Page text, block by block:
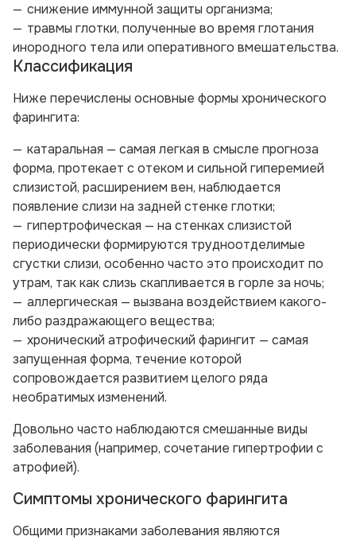
снижение иммунной защиты организма;
травмы глотки, полученные во время глотания
инородного тела или оперативного вмешательства.
Классификация
Ниже перечислены основные формы хронического
фарингита:
катаральная — самая легкая в смысле прогноза
форма, протекает с отеком и сильной гиперемией
слизистой, расширением вен, наблюдается
появление слизи на задней стенке глотки;
гипертрофическая — на стенках слизистой
периодически формируются трудноотделимые
сгустки слизи, особенно часто это происходит по
утрам, так как слизь скапливается в горле за ночь;
аллергическая — вызвана воздействием какого-
либо раздражающего вещества;
хронический атрофический фарингит — самая
запущенная форма, течение которой
сопровождается развитием целого ряда
необратимых изменений.
Довольно часто наблюдаются смешанные виды
заболевания (например, сочетание гипертрофии с
атрофией).
Симптомы хронического фарингита
Общими признаками заболевания являются